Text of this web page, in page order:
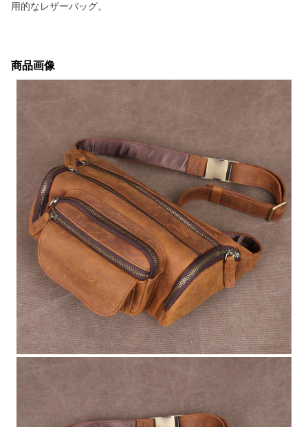
用的なレザーバッグ。
商品画像